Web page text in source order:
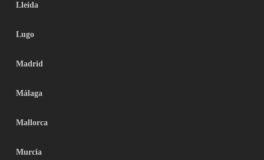
Lleida
Lugo
Madrid
Málaga
Mallorca
Murcia